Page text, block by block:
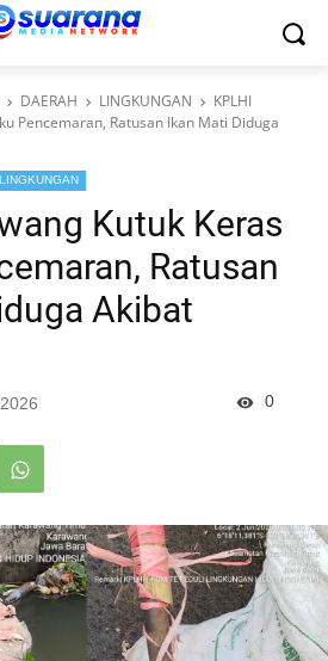
DAERAH LINGKUNGAN
KPLHI
Pencemaran, Ratusan Ikan Mati Diduga
LINGKUNGAN
Kutuk Keras
Ratusan
Akibat
0